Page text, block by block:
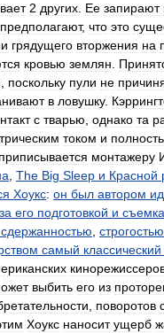
2 других Ее запирают
предполагают, что это
грядущего вторжения на
кровью землян
поскольку пули не
в ловушку.
с тварью однако та
током и
приписывается монтажеру
The Big Sleep и Красной
Хоукс: он был автором
за его подготовкой и
сдержанностью строгостью
самый классический
выбить его из
поворотов
Хоукс наносит ущерб